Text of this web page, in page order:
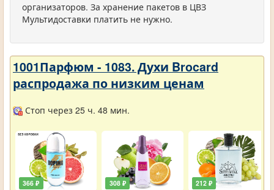
организаторов. За хранение пакетов в ЦВЗ
Мультидоставки платить не нужно.
1001Парфюм - 1083. Духи Brocard
распродажа по низким ценам
Стоп через 25 ч. 48 мин.
366 ₽ 308 ₽ 212 ₽